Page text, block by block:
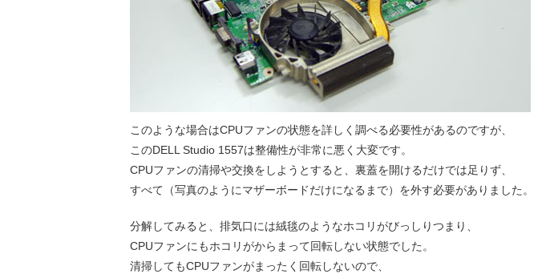
このような場合はCPUファンの状態を詳しく調べる必要性があるのですが、
このDELL Studio 1557は整備性が非常に悪く大変です。
CPUファンの清掃や交換をしようとすると、裏蓋を開けるだけでは足りず、
すべて（写真のようにマザーボードだけになるまで）を外す必要がありました。
分解してみると、排気口には絨毯のようなホコリがびっしりつまり、
CPUファンにもホコリがからまって回転しない状態でした。
清掃してもCPUファンがまったく回転しないので、